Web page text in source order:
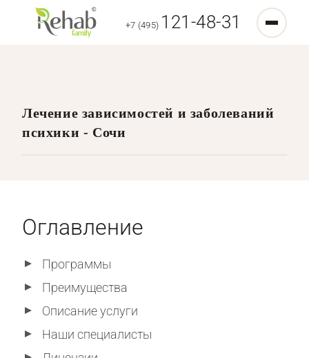
+7 (495) 121-48-31
Лечение зависимостей и заболеваний
психики - Сочи
Оглавление
Программы
Преимущества
Описание услуги
Наши специалисты